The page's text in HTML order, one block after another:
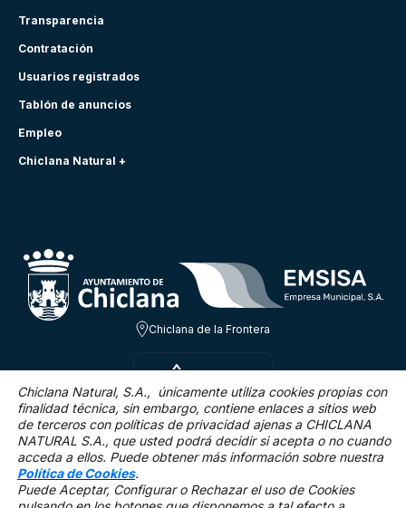
Transparencia
Contratación
Usuarios registrados
Tablón de anuncios
Empleo
Chiclana Natural +
Chiclana de la Frontera
VIE 7 AGO
26ºC
1.9 Km/h 0 %
Chiclana Natural, S.A., únicamente utiliza cookies propias con
finalidad técnica, sin embargo, contiene enlaces a sitios web
de terceros con políticas de privacidad ajenas a CHICLANA
NATURAL S.A., que usted podrá decidir si acepta o no cuando
acceda a ellos. Puede obtener más información sobre nuestra
Política de Cookies.
Puede Aceptar, Configurar o Rechazar el uso de Cookies